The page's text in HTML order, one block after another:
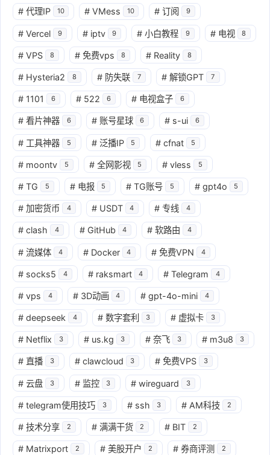
# 代理IP 10 # VMess 10 # 订阅 9
# Vercel 9 # iptv 9 # 小白教程 9 # 电视 8
# VPS 8 # 免费vps 8 # Reality 8
# Hysteria2 8 # 防失联 7 # 解锁GPT 7
# 1101 6 # 522 6 # 电视盒子 6
# 看片神器 6 # 账号星球 6 # s-ui 6
# 工具神器 5 # 泛播IP 5 # cfnat 5
# moontv 5 # 全网影视 5 # vless 5
# TG 5 # 电报 5 # TG账号 5 # gpt4o 5
# 加密货币 4 # USDT 4 # 专线 4
# clash 4 # GitHub 4 # 软路由 4
# 流媒体 4 # Docker 4 # 免费VPN 4
# socks5 4 # raksmart 4 # Telegram 4
# vps 4 # 3D动画 4 # gpt-4o-mini 4
# deepseek 4 # 数字套利 3 # 虚拟卡 3
# Netflix 3 # us.kg 3 # 奈飞 3 # m3u8 3
# 直播 3 # clawcloud 3 # 免费VPS 3
# 云盘 3 # 监控 3 # wireguard 3
# telegram使用技巧 3 # ssh 3 # AM科技 2
# 技术分享 2 # 满满干货 2 # BIT 2
# Matrixport 2 # 美股开户 2 # 券商评测 2